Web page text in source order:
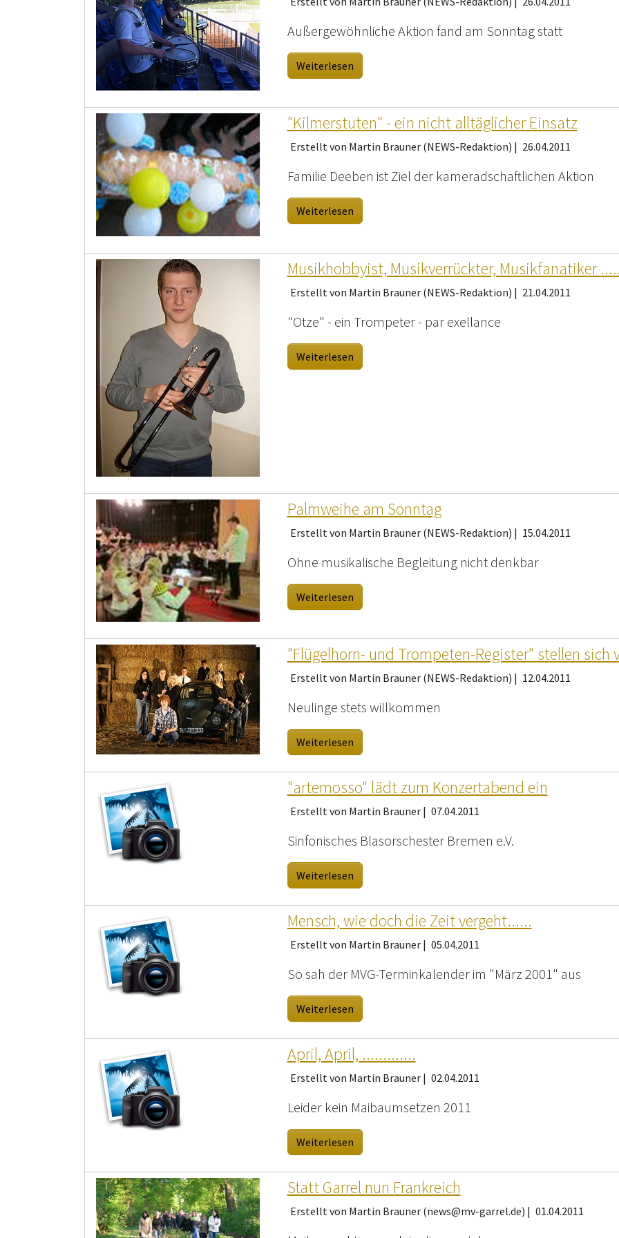
Außergewöhnliche Aktion fand am Sonntag statt
Weiterlesen
"Kilmerstuten" - ein nicht alltäglicher Einsatz
Erstellt von Martin Brauner (NEWS-Redaktion) | 26.04.2011
Familie Deeben ist Ziel der kameradschaftlichen Aktion
Weiterlesen
Musikhobbyist, Musikverrückter, Musikfanatiker
Erstellt von Martin Brauner (NEWS-Redaktion) | 21.04.2011
"Otze" - ein Trompeter - par exellance
Weiterlesen
Palmweihe am Sonntag
Erstellt von Martin Brauner (NEWS-Redaktion) | 15.04.2011
Ohne musikalische Begleitung nicht denkbar
Weiterlesen
"Flügelhorn- und Trompeten-Register" stellen sich
Erstellt von Martin Brauner (NEWS-Redaktion) | 12.04.2011
Neulinge stets willkommen
Weiterlesen
"artemosso" lädt zum Konzertabend ein
Erstellt von Martin Brauner | 07.04.2011
Sinfonisches Blasorschester Bremen e.V.
Weiterlesen
Mensch, wie doch die Zeit vergeht......
Erstellt von Martin Brauner | 05.04.2011
So sah der MVG-Terminkalender im "März 2001" aus
Weiterlesen
April, April, .............
Erstellt von Martin Brauner | 02.04.2011
Leider kein Maibaumsetzen 2011
Weiterlesen
Statt Garrel nun Frankreich
Erstellt von Martin Brauner (news@mv-garrel.de) | 01.04.2011